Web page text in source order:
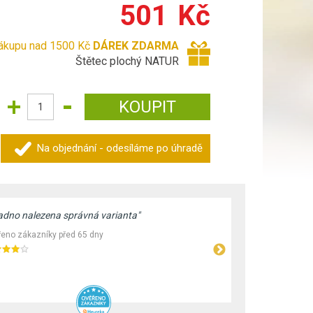
501 Kč
nad 1500 Kč DÁREK ZDARMA
Štětec plochý NATUR
Na objednání - odesíláme po úhradě
nalezena správná varianta"
zákazníky před 65 dny